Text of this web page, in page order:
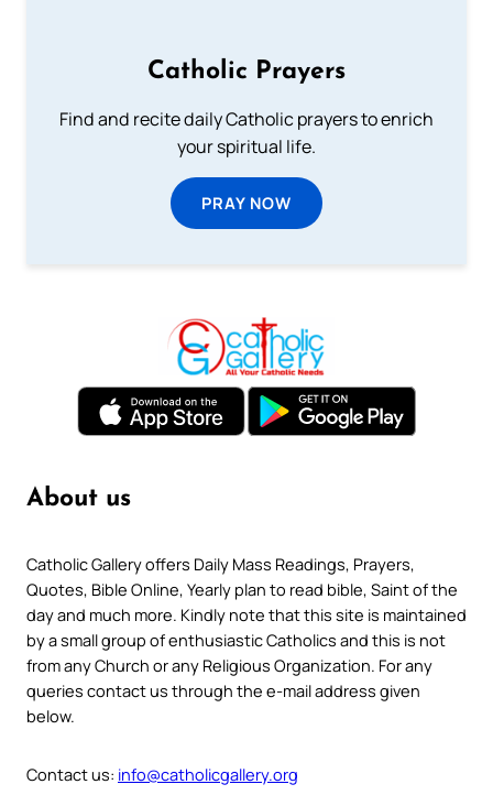
Catholic Prayers
Find and recite daily Catholic prayers to enrich
your spiritual life.
PRAY NOW
About us
Catholic Gallery offers Daily Mass Readings, Prayers,
Quotes, Bible Online, Yearly plan to read bible, Saint of the
day and much more. Kindly note that this site is maintained
by a small group of enthusiastic Catholics and this is not
from any Church or any Religious Organization. For any
queries contact us through the e-mail address given
below.
Contact us: info@catholicgallery.org